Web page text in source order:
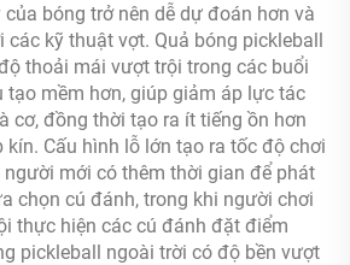
bóng trở nên dễ dự đoán hơn và
các kỹ thuật vợt. Quả bóng pickleball
thoải mái vượt trội trong các buổi
tạo mềm hơn, giúp giảm áp lực tác
cơ, đồng thời tạo ra ít tiếng ồn hơn
kín. Cấu hình lỗ lớn tạo ra tốc độ chơi
người mới có thêm thời gian để phát
chọn cú đánh, trong khi người chơi
thực hiện các cú đánh đặt điểm
pickleball ngoài trời có độ bền vượt